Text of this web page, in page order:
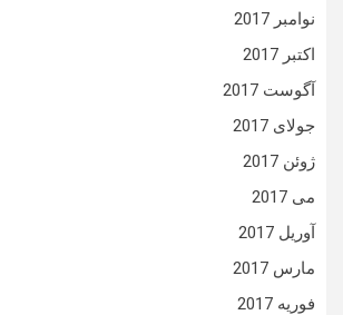
نوامبر 2017
اکتبر 2017
آگوست 2017
جولای 2017
ژوئن 2017
می 2017
آوریل 2017
مارس 2017
فوریه 2017